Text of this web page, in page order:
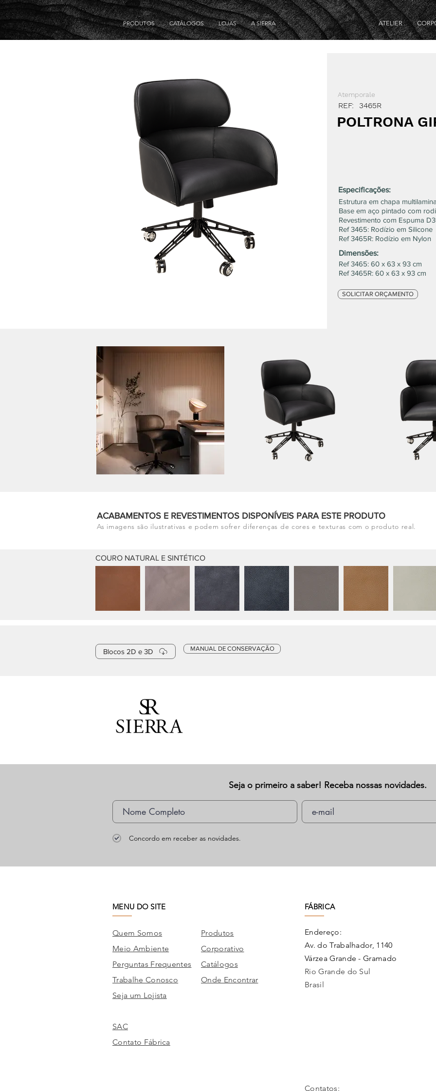
PRODUTOS CATÁLOGOS LOJAS A SIERRA ATELIER
Atemporale
REF: 3465R
POLTRONA
Especificações:
Estrutura em chapa
Base em aço pintado com
Revestimento com Espuma
Ref 3465: Rodízio em Silicone
Ref 3465R: Rodízio em Nylon
Dimensões:
Ref 3465: 60 x 63 x 93 cm
Ref 3465R: 60 x 63 x 93 cm
SOLICITAR ORÇAMENTO
ACABAMENTOS E REVESTIMENTOS DISPONÍVEIS PARA ESTE PRODUTO
As imagens são ilustrativas e podem sofrer diferenças de cores e texturas com o produto real.
COURO NATURAL E SINTÉTICO
Blocos 2D e 3D MANUAL DE CONSERVAÇÃO
Seja o primeiro a saber! Receba nossas novidades.
Concordo em receber as novidades.
MENU DO SITE
Quem Somos
Meio Ambiente
Perguntas Frequentes
Trabalhe Conosco
Seja um Lojista
SAC
Contato Fábrica
Produtos
Corporativo
Catálogos
Onde Encontrar
FÁBRICA
Endereço:
Av. do Trabalhador, 1140
Várzea Grande - Gramado
Rio Grande do Sul
Brasil
Contatos: